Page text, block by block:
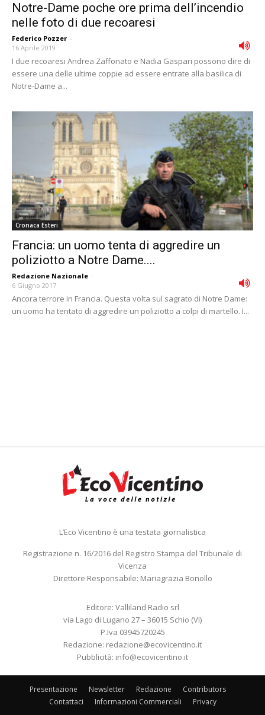
Notre-Dame poche ore prima dell’incendio
nelle foto di due recoaresi
Federico Pozzer -
16 Aprile 2019
I due recoaresi Andrea Zaffonato e Nadia Gaspari possono dire di
essere una delle ultime coppie ad essere entrate alla basilica di
Notre-Dame a...
Cronaca Esteri
Francia: un uomo tenta di aggredire un
poliziotto a Notre Dame....
Redazione Nazionale -
6 Giugno 2017
Ancora terrore in Francia. Questa volta sul sagrato di Notre Dame:
un uomo ha tentato di aggredire un poliziotto a colpi di martello. I...
L’Eco Vicentino è una testata giornalistica
Registrazione n. 16/2016 del Registro Stampa del Tribunale di
Vicenza
Direttore Responsabile: Mariagrazia Bonollo
Editore: Valliland Radio srl
via Lago di Lugano 27 – 36015 Schio (VI)
P.Iva 03945720245
Redazione: redazione@ecovicentino.it
Pubblicità: info@ecovicentino.it
Presentazione Newsletter Redazione
Contributors
Contattaci
Informazioni Commerciali Privacy